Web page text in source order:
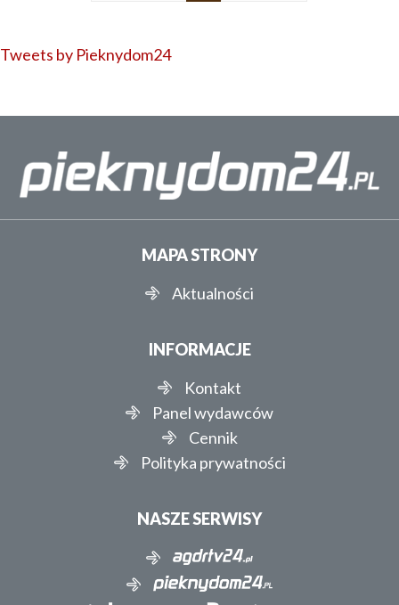
Tweets by Pieknydom24
MAPA STRONY
Aktualności
INFORMACJE
Kontakt
Panel wydawców
Cennik
Polityka prywatności
NASZE SERWISY